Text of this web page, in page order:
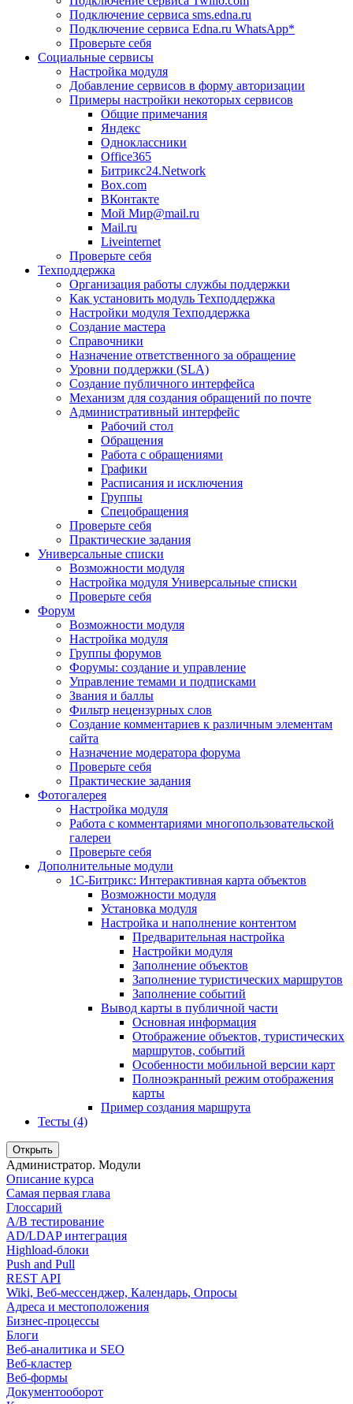
Подключение сервиса sms.edna.ru
Подключение сервиса Edna.ru WhatsApp*
Проверьте себя
Социальные сервисы
Настройка модуля
Добавление сервисов в форму авторизации
Примеры настройки некоторых сервисов
Общие примечания
Яндекс
Одноклассники
Office365
Битрикс24.Network
Box.com
ВКонтакте
Мой Мир@mail.ru
Mail.ru
Liveinternet
Проверьте себя
Техподдержка
Организация работы службы поддержки
Как установить модуль Техподдержка
Настройки модуля Техподдержка
Создание мастера
Справочники
Назначение ответственного за обращение
Уровни поддержки (SLA)
Создание публичного интерфейса
Механизм для создания обращений по почте
Административный интерфейс
Рабочий стол
Обращения
Работа с обращениями
Графики
Расписания и исключения
Группы
Спецобращения
Проверьте себя
Практические задания
Универсальные списки
Возможности модуля
Настройка модуля Универсальные списки
Проверьте себя
Форум
Возможности модуля
Настройка модуля
Группы форумов
Форумы: создание и управление
Управление темами и подписками
Звания и баллы
Фильтр нецензурных слов
Создание комментариев к различным элементам
сайта
Назначение модератора форума
Проверьте себя
Практические задания
Фотогалерея
Настройка модуля
Работа с комментариями многопользовательской
галереи
Проверьте себя
Дополнительные модули
1С-Битрикс: Интерактивная карта объектов
Возможности модуля
Установка модуля
Настройка и наполнение контентом
Предварительная настройка
Настройки модуля
Заполнение объектов
Заполнение туристических маршрутов
Заполнение событий
Вывод карты в публичной части
Основная информация
Отображение объектов, туристических
маршрутов, событий
Особенности мобильной версии карт
Полноэкранный режим отображения
карты
Пример создания маршрута
Тесты (4)
Открыть
Администратор. Модули
Описание курса
Самая первая глава
Глоссарий
A/B тестирование
AD/LDAP интеграция
Highload-блоки
Push and Pull
REST API
Wiki, Веб-мессенджер, Календарь, Опросы
Адреса и местоположения
Бизнес-процессы
Блоги
Веб-аналитика и SEO
Веб-кластер
Веб-формы
Документооборот